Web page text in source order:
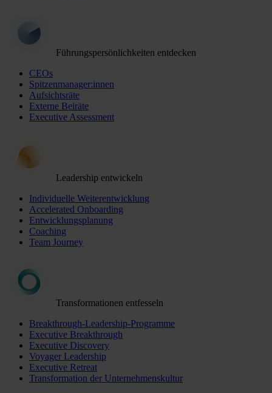
Führungspersönlichkeiten entdecken
CEOs
Spitzenmanager:innen
Aufsichtsräte
Externe Beiräte
Executive Assessment
Leadership entwickeln
Individuelle Weiterentwicklung
Accelerated Onboarding
Entwicklungsplanung
Coaching
Team Journey
Transformationen entfesseln
Breakthrough-Leadership-Programme
Executive Breakthrough
Executive Discovery
Voyager Leadership
Executive Retreat
Transformation der Unternehmenskultur